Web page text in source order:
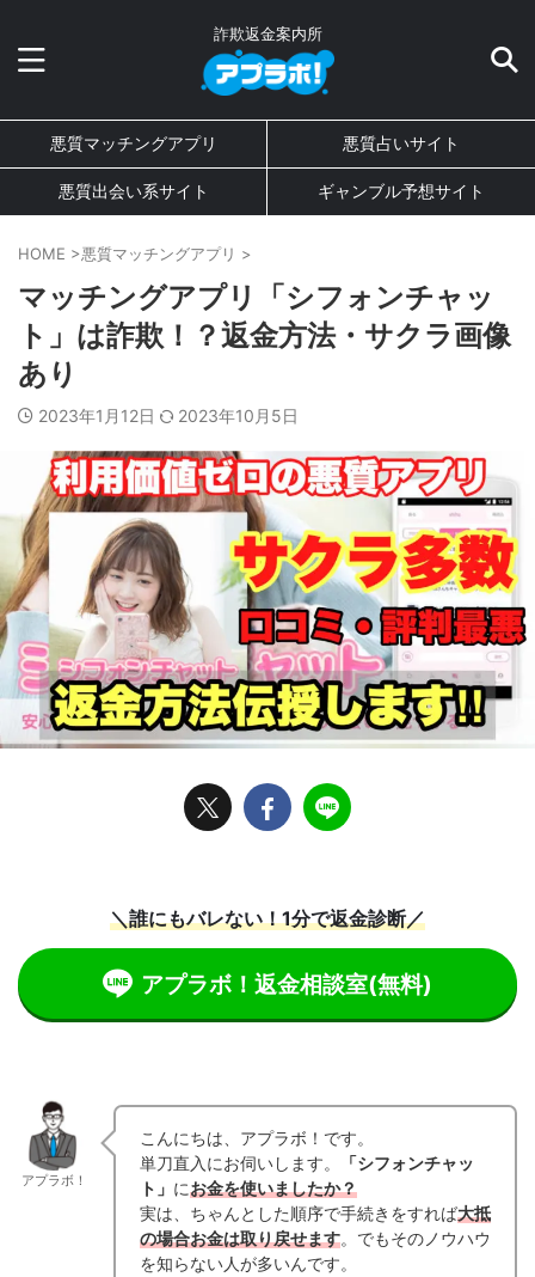
詐欺返金案内所
悪質マッチングアプリ 悪質占いサイト
悪質出会い系サイト ギャンブル予想サイト
HOME >悪質マッチングアプリ >
マッチングアプリ「シフォンチャッ
ト」は詐欺！？返金方法・サクラ画像
あり
2023年1月12日 2023年10月5日
＼誰にもバレない！1分で返金診断／
アプラボ！返金相談室(無料)
アプラボ！
こんにちは、アプラボ！です。
単刀直入にお伺いします。
「シフォンチャッ
ト」 にお金を使いましたか？
実は、ちゃんとした順序で手続きをすれば大抵
の場合お金は取り戻せます。でもそのノウハウ
を知らない人が多いんです。